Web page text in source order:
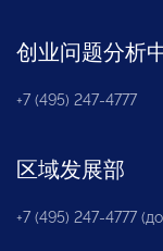
创业问题分析
+7 (495) 247-4777
区域发展部
+7 (495) 247-4777